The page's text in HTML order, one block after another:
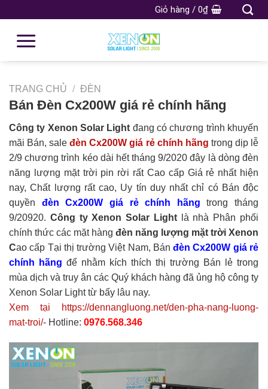
Giỏ hàng / 0₫
TRANG CHỦ / ĐÈN
Bán Đèn Cx200W giá rẻ chính hãng
Công ty Xenon Solar Light đang có chương trình khuyến
mãi Bán, saleđèn Cx200W giá rẻ chính hãng trong dịp lễ
2/9 chương trình kéo dài hết tháng 9/2020 đây là dòng đèn
năng lượng mặt trời pin rời rất Cao cấp Giá rẻ nhất hiện
nay, Chất lượng rất cao, Uy tín duy nhất chỉ có Bán độc
quyền đèn Cx200W giá rẻ chính hãngtrong tháng
9/20920. Công ty Xenon Solar Light
là nhà Phân phối
chính thức các mặt hàng đèn năng lượng mặt trời Xenon
Cao cấp Tại thị trường Việt Nam, Bánđèn Cx200W giá rẻ
chính hãng để nhằm kích thích thị trường Bán lẻ trong
mùa dịch và truy ân các Quý khách hàng đã ủng hộ công ty
Xenon Solar Light từ bấy lâu nay.
Xem tại https://dennangluong.net/den-pha-nang-luong-
mat-troi/- Hotline: 0976.568.346